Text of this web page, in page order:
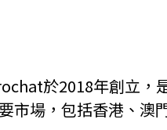
於2018年創立，
市場，包括香港、澳